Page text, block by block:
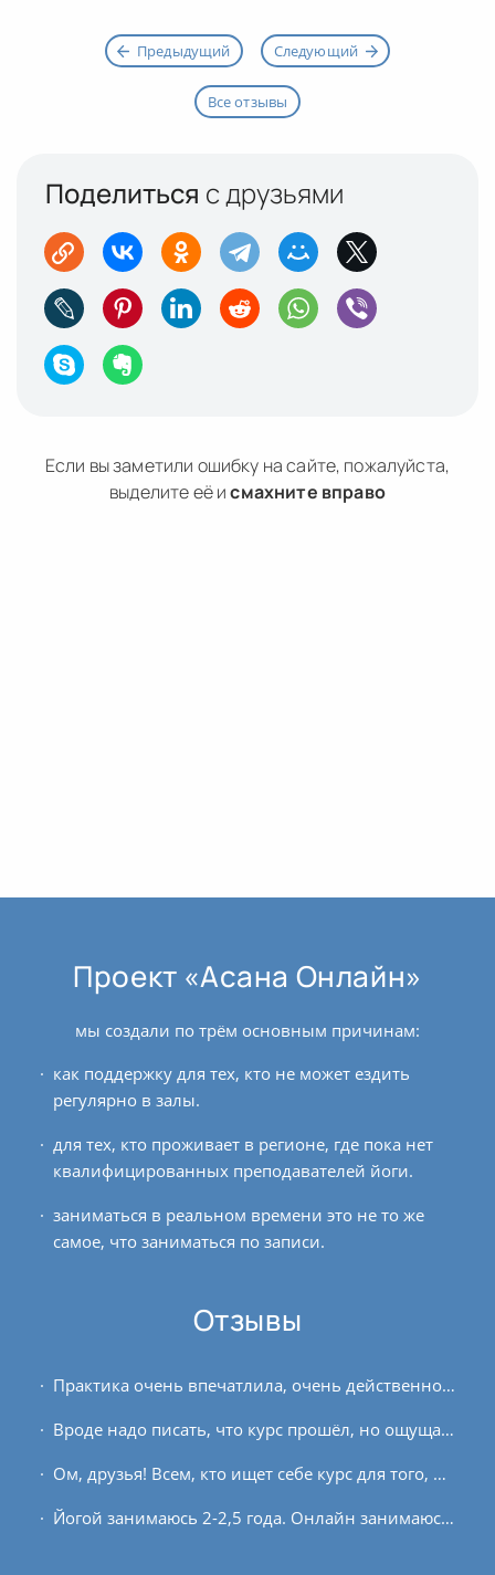
Предыдущий Следующий
Все отзывы
Поделиться с друзьями
Если вы заметили ошибку на сайте, пожалуйста,
выделите её исмахните вправо
Проект «Асана Онлайн»
мы создали по трём основным причинам:
как поддержку для тех, кто не может ездить
регулярно в залы.
для тех, кто проживает в регионе, где пока нет
квалифицированных преподавателей йоги.
заниматься в реальном времени это не то же
самое, что заниматься по записи.
Отзывы
Практика очень впечатлила, очень действенно. Немного необычно было вращение туловища, как-то не совсем получилось, когда мы обнимаем себя за плечи захватывая область...
Вроде надо писать, что курс прошёл, но ощущаю, что он продолжается… Я не занимаюсь асанами и на таком курсе в первый раз... Ноги, спина, дыхание, концентрация — всё было...
Ом, друзья! Всем, кто ищет себе курс для того, чтобы заложить основы йоги и получить ценные знания, я рекомендую преподавательский курс клуба OUM.RU. Эти полгода пролетели...
Йогой занимаюсь 2-2,5 года. Онлайн занимаюсь 2 месяца. Живу в небольшом городке, поэтому сайт «Aasanaonline» для меня находка))), очень удобно... Безусловно, обычные занятия...